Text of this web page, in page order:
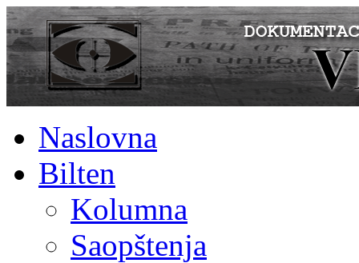
Naslovna
Bilten
Kolumna
Saopštenja